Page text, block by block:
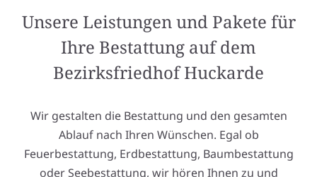
Unsere Leistungen und Pakete für
Ihre Bestattung auf dem
Bezirksfriedhof Huckarde
Wir gestalten die Bestattung und den gesamten
Ablauf nach Ihren Wünschen. Egal ob
Feuerbestattung, Erdbestattung, Baumbestattung
oder Seebestattung, wir hören Ihnen zu und